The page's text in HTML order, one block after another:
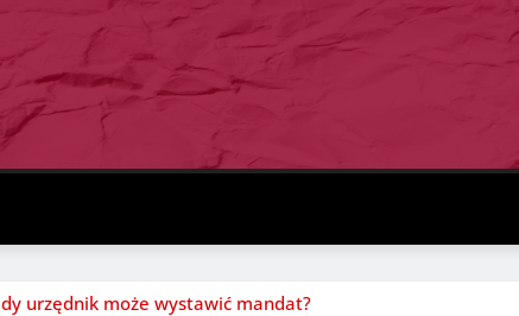
urzędnik może wystawić mandat?